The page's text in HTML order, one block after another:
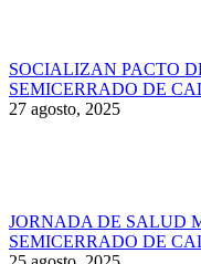
SOCIALIZAN PACTO
SEMICERRADO DE
27 agosto, 2025
JORNADA DE SALUD
SEMICERRADO DE